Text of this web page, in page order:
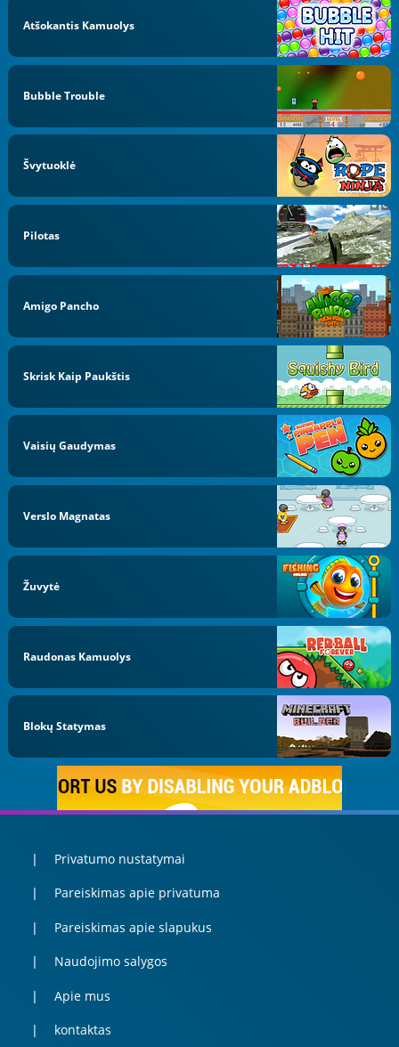
Atšokantis Kamuolys
Bubble Trouble
Švytuoklė
Pilotas
Amigo Pancho
Skrisk Kaip Paukštis
Vaisių Gaudymas
Verslo Magnatas
Žuvytė
Raudonas Kamuolys
Blokų Statymas
Privatumo nustatymai
Pareiskimas apie privatuma
Pareiskimas apie slapukus
Naudojimo salygos
Apie mus
kontaktas